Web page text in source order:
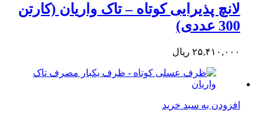
لانچ پذیرایی کوتاه – تاک واریان (کارتن
300 عددی)
۲۵,۴۱۰,۰۰۰ ریال
افزودن به سبد خرید